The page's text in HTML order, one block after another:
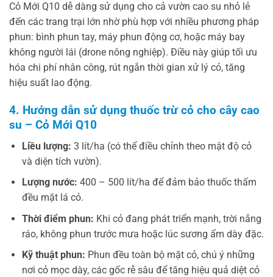
Cỏ Mới Q10 dễ dàng sử dụng cho cả vườn cao su nhỏ lẻ
đến các trang trại lớn nhờ phù hợp với nhiều phương pháp
phun: bình phun tay, máy phun động cơ, hoặc máy bay
không người lái (drone nông nghiệp). Điều này giúp tối ưu
hóa chi phí nhân công, rút ngắn thời gian xử lý cỏ, tăng
hiệu suất lao động.
4. Hướng dẫn sử dụng thuốc trừ cỏ cho cây cao
su – Cỏ Mới Q10
Liều lượng: 3 lít/ha (có thể điều chỉnh theo mật độ cỏ
và diện tích vườn).
Lượng nước: 400 – 500 lít/ha để đảm bảo thuốc thấm
đều mặt lá cỏ.
Thời điểm phun: Khi cỏ đang phát triển mạnh, trời nắng
ráo, không phun trước mưa hoặc lúc sương ẩm dày đặc.
Kỹ thuật phun: Phun đều toàn bộ mặt cỏ, chú ý những
nơi cỏ mọc dày, các gốc rễ sâu để tăng hiệu quả diệt cỏ